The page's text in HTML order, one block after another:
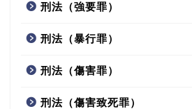
刑法（強要罪）
刑法（暴行罪）
刑法（傷害罪）
刑法（傷害致死罪）